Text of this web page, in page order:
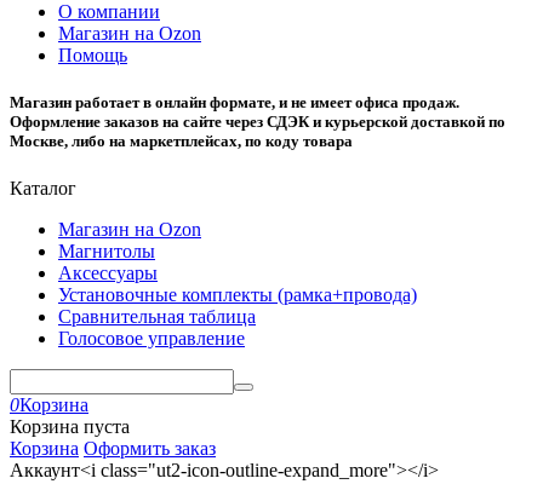
О компании
Магазин на Ozon
Помощь
Магазин работает в онлайн формате, и не имеет офиса продаж.
Оформление заказов на сайте через СДЭК и курьерской доставкой по
Москве, либо на маркетплейсах, по коду товара
Каталог
Магазин на Ozon
Магнитолы
Аксессуары
Установочные комплекты (рамка+провода)
Сравнительная таблица
Голосовое управление
0Корзина
Корзина пуста
Корзина Оформить заказ
Аккаунт<i class="ut2-icon-outline-expand_more"></i>